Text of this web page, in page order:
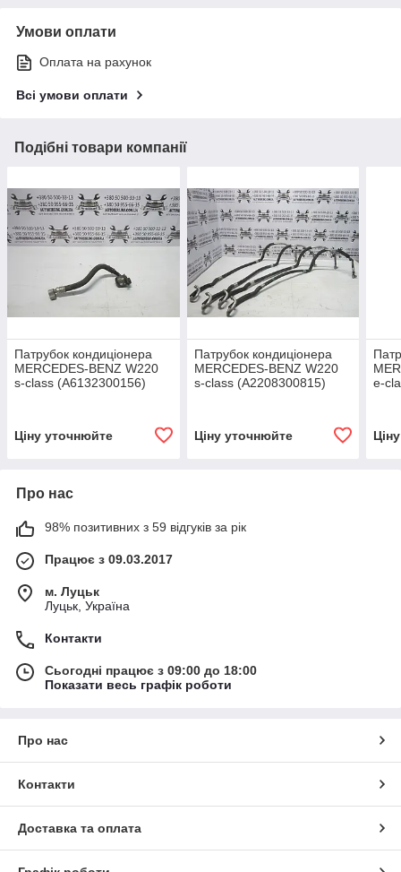
Умови оплати
Оплата на рахунок
Всі умови оплати
Подібні товари компанії
Патрубок кондиціонера
MERCEDES-BENZ W220
s-class (A6132300156)
Ціну уточнюйте
Патрубок кондиціонера
MERCEDES-BENZ W220
s-class (A2208300815)
Ціну уточнюйте
e-
Про нас
98% позитивних з 59 відгуків за рік
Працює з 09.03.2017
м. Луцьк
Луцьк, Україна
Контакти
Сьогодні працює з 09:00 до 18:00
Показати весь графік роботи
Про нас
Контакти
Доставка та оплата